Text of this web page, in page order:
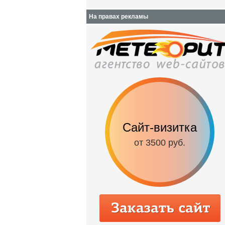
На правах рекламы
Сайт-визитка
от 3500 руб.